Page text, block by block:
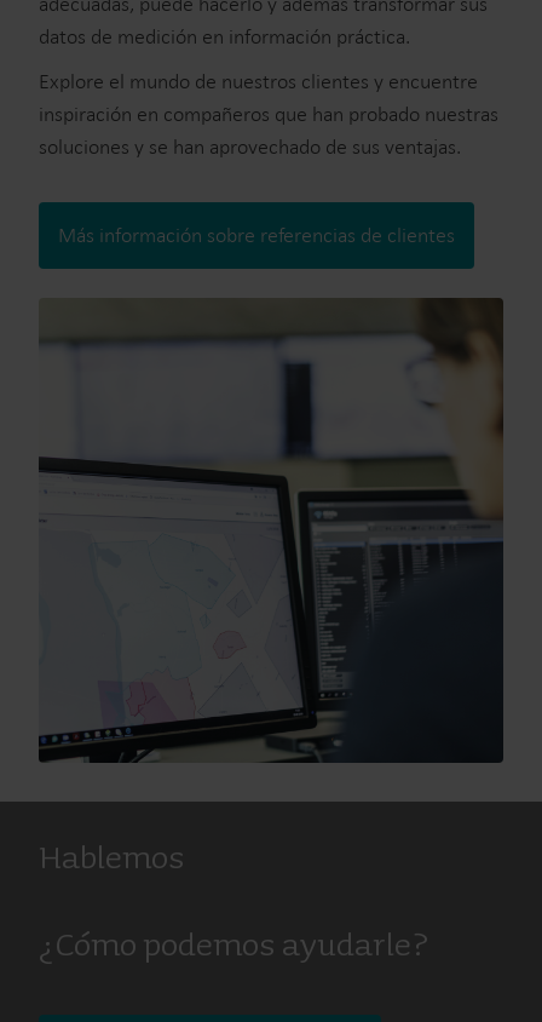
datos de medición en información práctica.
Explore el mundo de nuestros clientes y encuentre
inspiración en compañeros que han probado nuestras
soluciones y se han aprovechado de sus ventajas.
Más información sobre referencias de clientes
Hablemos
¿Cómo podemos ayudarle?